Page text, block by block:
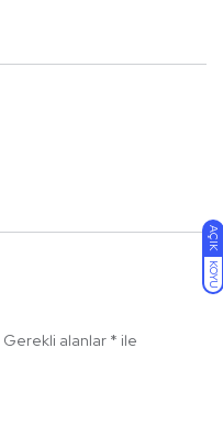
AÇIK
KOYU
Gerekli alanlar * ile